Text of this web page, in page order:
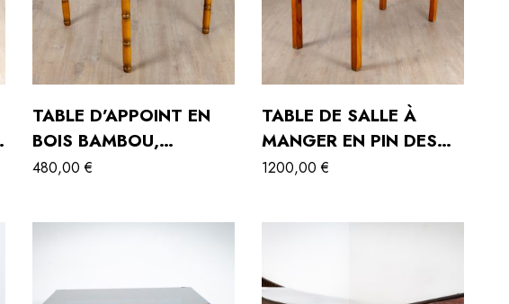
TABLE D’APPOINT EN
BOIS BAMBOU,
CANNAGE ET VERRE
480,00€
TABLE DE SALLE À
MANGER EN PIN DES
LANDES DE PIERRE
ÉDITONS VERGNERES
1200,00€